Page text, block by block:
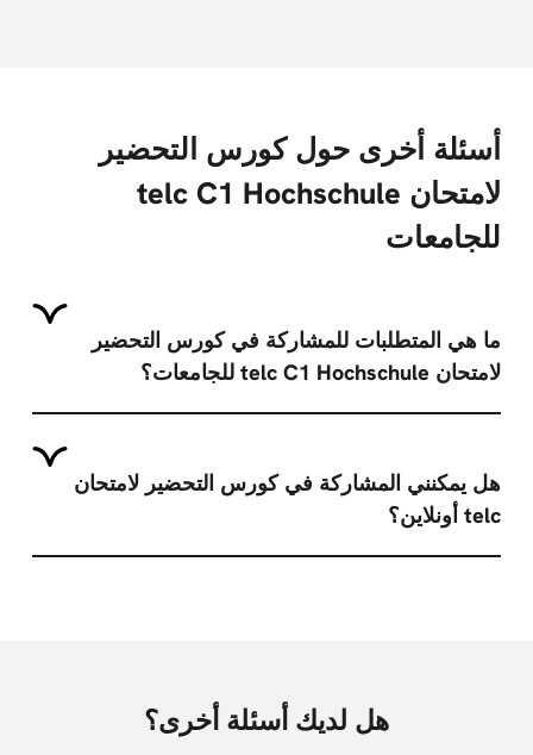
أسئلة أخرى حول كورس التحضير
لامتحان telc C1 Hochschule
للجامعات
ما هي المتطلبات للمشاركة في كورس التحضير
لامتحان telc C1 Hochschule للجامعات؟
هل يمكنني المشاركة في كورس التحضير لامتحان
telc أونلاين؟
هل لديك أسئلة أخرى؟